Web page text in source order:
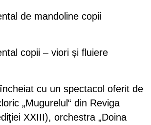
de mandoline copii
copii – viori și fluiere
cu un spectacol oferit de
„Mugurelul“ din Reviga
XXIII), orchestra „Doina